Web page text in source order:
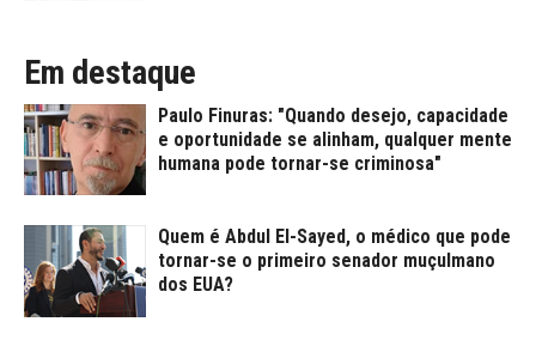
Em destaque
Paulo Finuras: "Quando desejo, capacidade
e oportunidade se alinham, qualquer mente
humana pode tornar-se criminosa"
Quem é Abdul El-Sayed, o médico que pode
tornar-se o primeiro senador muçulmano
dos EUA?